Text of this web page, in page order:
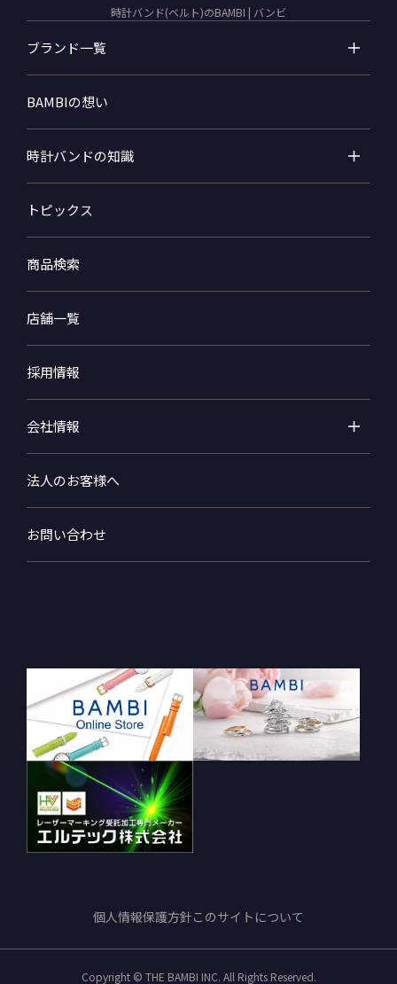
時計バンド(ベルト)のBAMBI | バンビ
ブランド一覧
BAMBIの想い
時計バンドの知識
トピックス
商品検索
店舗一覧
採用情報
会社情報
法人のお客様へ
お問い合わせ
個人情報保護方針このサイトについて
Copyright © THE BAMBI INC. All Rights Reserved.